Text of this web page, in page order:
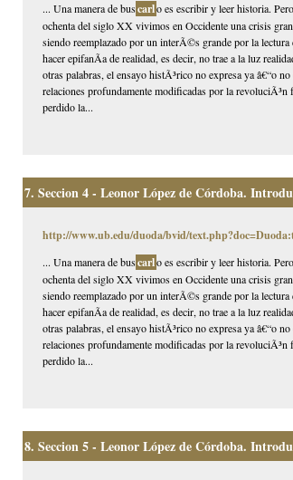
... Una manera de buscarlo es escribir y leer historia.
ochenta del siglo XX vivimos en Occidente una crisis
siendo reemplazado por un interÃ©s grande por la
hacer epifanÃ­a de realidad, es decir, no trae a la luz
otras palabras, el ensayo histÃ³rico no expresa ya â€“o
relaciones profundamente modificadas por la
perdido la...
7. Seccion 4 - Leonor López de Córdoba.
http://www.ub.edu/duoda/bvid/
... Una manera de buscarlo es escribir y leer historia.
ochenta del siglo XX vivimos en Occidente una crisis
siendo reemplazado por un interÃ©s grande por la
hacer epifanÃ­a de realidad, es decir, no trae a la luz
otras palabras, el ensayo histÃ³rico no expresa ya â€“o
relaciones profundamente modificadas por la
perdido la...
8. Seccion 5 - Leonor López de Córdoba.